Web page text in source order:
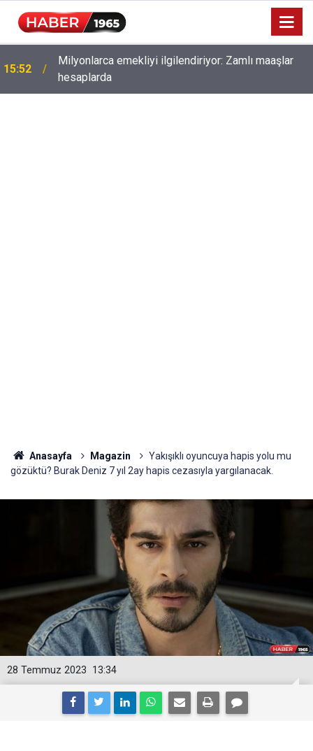
15:52
Milyonlarca emekliyi ilgilendiriyor: Zamlı maaşlar
hesaplarda
Anasayfa Magazin
Yakışıklı oyuncuya hapis yolu mu
gözüktü? Burak Deniz 7 yıl 2ay hapis cezasıyla yargılanacak.
13:34
28 Temmuz 2023